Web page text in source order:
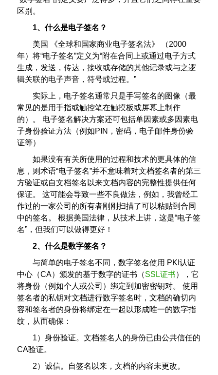
区别。
1、什么是电子签名？
美国 《全球和国家商业电子签名法》 （2000
年）将“电子签名”定义为“附在合同上或通过电子方式
生成，发送，传达，接收或存储的其他记录或与之逻
辑关联的电子声音，符号或过程。”
实际上，电子签名通常只是手写签名的图像（最
常见的是用手指或触控笔在触摸板或屏幕上制作
的）。 电子签名解决方案还可包括单因素或多因素电
子身份验证方法（例如PIN，密码，电子邮件身份验
证等）
如果没有有关所使用的过程和技术的更具体的信
息，则术语“电子签名”并不意味着对文档签名者的第三
方验证或自文档签名以来文档内容的完整性提供任何
保证。 这可能会导致一些不良做法，例如，我曾经工
作过的一家公司的所有者刚刚扫描了可以粘贴到合同
中的签名。 根据美国法律，从技术上讲，这是“电子签
名”，但我们可以做得更好！
2、什么是数字签名？
与简单的电子签名不同，数字签名使用 PKI认证
中心（CA）颁发的基于数字的证书（SSL证书），它
将身份（例如个人或公司）绑定到加密密钥对。 使用
签名者的私钥对文档进行数字签名时，文档的确切内
容和签名者的身份将绑定在一起以形成唯一的数字指
纹，从而确保：
1）身份验证。文档签名人的身份已由公共信任的
CA验证。
2）诚信。自签名以来，文档的内容未更改。